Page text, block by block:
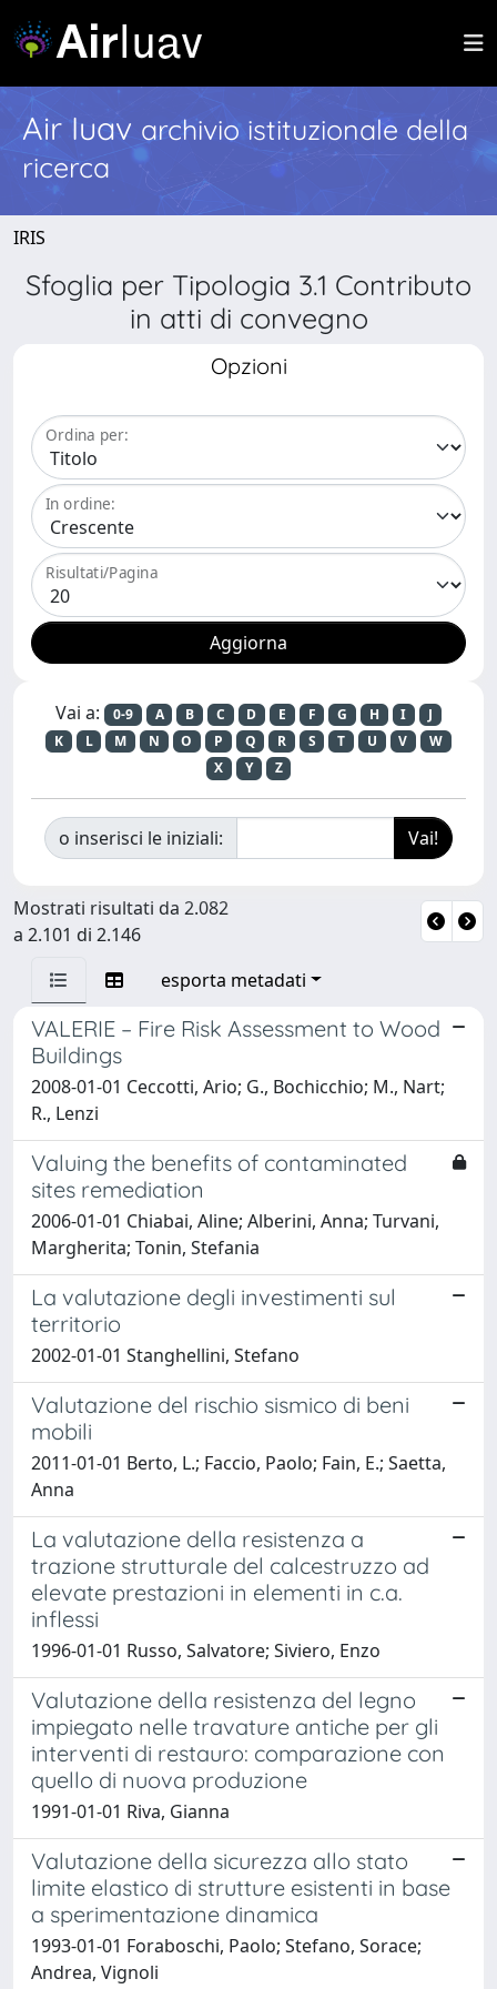
Air Iuav archivio istituzionale della
ricerca
IRIS
Sfoglia per Tipologia 3.1 Contributo
in atti di convegno
Opzioni
Ordina per:
In ordine:
Risultati/Pagina
Vai a: 0-9 A B C D E F G H I
J
K
L M N O P Q R S T U V
W
X
Y Z
o inserisci le iniziali:
Mostrati risultati da 2.082
a 2.101 di 2.146
esporta metadati
VALERIE – Fire Risk Assessment to Wood
Buildings
2008-01-01 Ceccotti, Ario; G., Bochicchio; M., Nart;
R., Lenzi
Valuing the benefits of contaminated
sites remediation
2006-01-01 Chiabai, Aline; Alberini, Anna; Turvani,
Margherita; Tonin, Stefania
La valutazione degli investimenti sul
territorio
2002-01-01 Stanghellini, Stefano
Valutazione del rischio sismico di beni
mobili
2011-01-01 Berto, L.; Faccio, Paolo; Fain, E.; Saetta,
Anna
La valutazione della resistenza a
trazione strutturale del calcestruzzo ad
elevate prestazioni in elementi in c.a.
inflessi
1996-01-01 Russo, Salvatore; Siviero, Enzo
Valutazione della resistenza del legno
impiegato nelle travature antiche per gli
interventi di restauro: comparazione con
quello di nuova produzione
1991-01-01 Riva, Gianna
Valutazione della sicurezza allo stato
limite elastico di strutture esistenti in base
a sperimentazione dinamica
1993-01-01 Foraboschi, Paolo; Stefano, Sorace;
Andrea, Vignoli